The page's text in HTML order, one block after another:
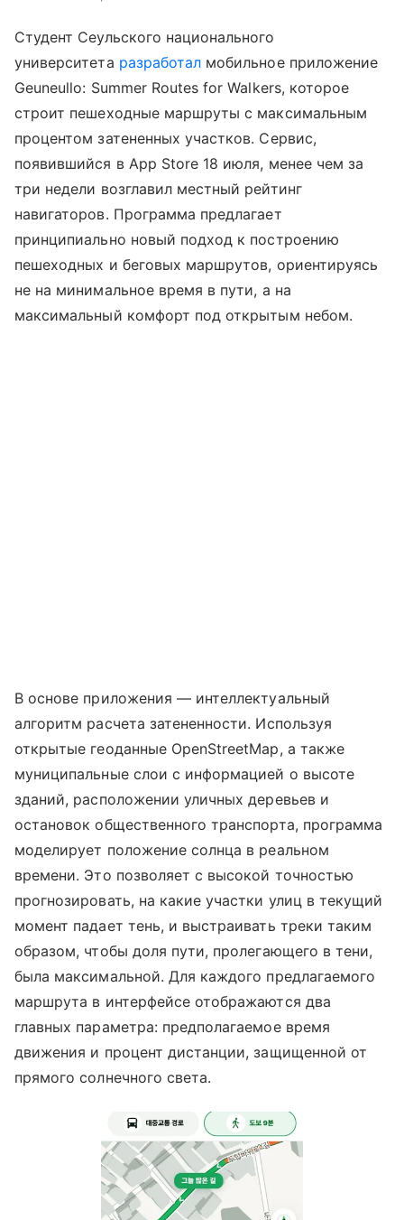
Студент Сеульского национального
университета разработал мобильное приложение
Geuneullo: Summer Routes for Walkers, которое
строит пешеходные маршруты с максимальным
процентом затененных участков. Сервис,
появившийся в App Store 18 июля, менее чем за
три недели возглавил местный рейтинг
навигаторов. Программа предлагает
принципиально новый подход к построению
пешеходных и беговых маршрутов, ориентируясь
не на минимальное время в пути, а на
максимальный комфорт под открытым небом.
В основе приложения — интеллектуальный
алгоритм расчета затененности. Используя
открытые геоданные OpenStreetMap, а также
муниципальные слои с информацией о высоте
зданий, расположении уличных деревьев и
остановок общественного транспорта, программа
моделирует положение солнца в реальном
времени. Это позволяет с высокой точностью
прогнозировать, на какие участки улиц в текущий
момент падает тень, и выстраивать треки таким
образом, чтобы доля пути, пролегающего в тени,
была максимальной. Для каждого предлагаемого
маршрута в интерфейсе отображаются два
главных параметра: предполагаемое время
движения и процент дистанции, защищенной от
прямого солнечного света.